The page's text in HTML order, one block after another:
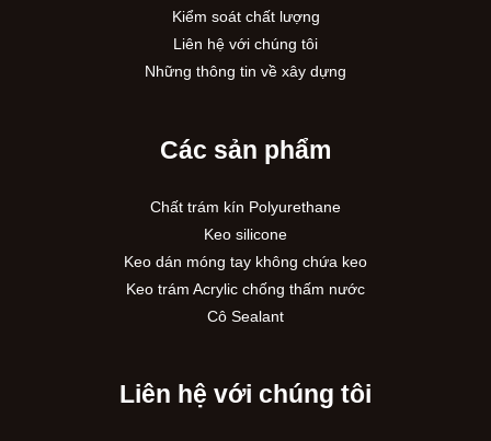
Kiểm soát chất lượng
Liên hệ với chúng tôi
Những thông tin về xây dựng
Các sản phẩm
Chất trám kín Polyurethane
Keo silicone
Keo dán móng tay không chứa keo
Keo trám Acrylic chống thấm nước
Cô Sealant
Liên hệ với chúng tôi